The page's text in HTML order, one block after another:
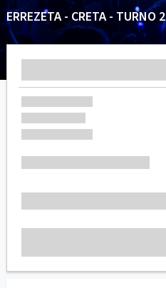
ERREZETA - CRETA - TURNO 2